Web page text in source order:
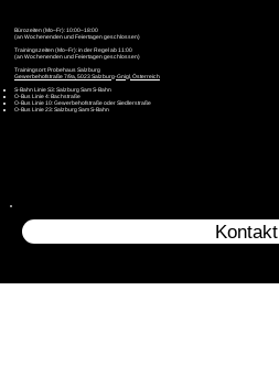
Bürozeiten (Mo–Fr): 10:00–18:00
(an Wochenenden und Feiertagen geschlossen)
Trainingszeiten (Mo–Fr): in der Regel ab 11:00
(an Wochenenden und Feiertagen geschlossen)
Trainingsort: Probehaus Salzburg
Gewerbehofstraße 7/9a, 5023 Salzburg-Gnigl, Österreich
S-Bahn Linie S3: Salzburg Sam S-Bahn
O-Bus Linie 4: Bachstraße
O-Bus Linie 10: Gewerbehofstraße oder Siedlerstraße
O-Bus Linie 23: Salzburg Sam S-Bahn
Kontakt